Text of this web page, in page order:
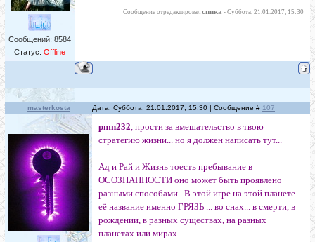
Сообщений: 8584
Статус: Offline
Сообщение отредактировал спика - Суббота, 21.01.2017, 15:30
masterkosta Дата: Суббота, 21.01.2017, 15:30 | Сообщение # 107
pmn232, прости за вмешательство в твою
стратегию жизни... но я должен написать тут...
Ад и Рай и Жизнь тоесть пребывание в
ОСОЗНАННОСТИ оно может быть проявлено
разными способами...В этой игре на этой планете
её название именно ГРЯЗЬ ... во снах... в смерти, в
рождении, в разных существах, на разных
планетах или мирах...